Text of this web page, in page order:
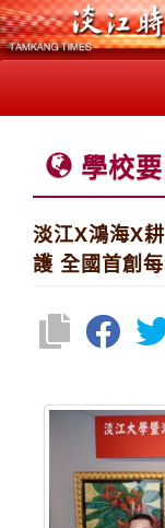
學校
淡江X鴻海X
護 全國首創